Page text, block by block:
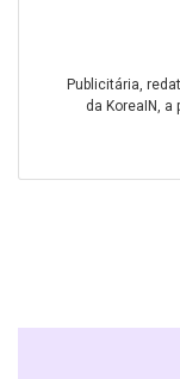
Publicitária,
da KoreaIN,